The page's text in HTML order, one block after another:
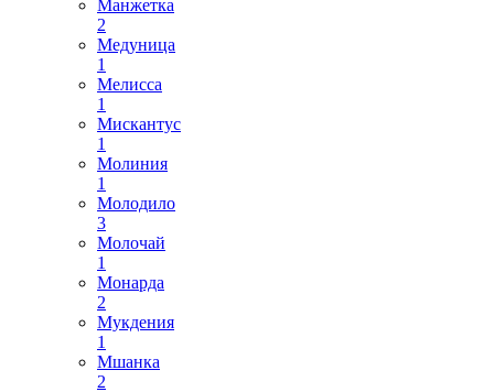
Манжетка
2
Медуница
1
Мелисса
1
Мискантус
1
Молиния
1
Молодило
3
Молочай
1
Монарда
2
Мукдения
1
Мшанка
2